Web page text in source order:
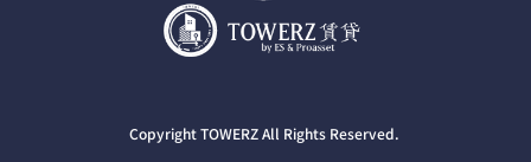
Copyright TOWERZ All Rights Reserved.